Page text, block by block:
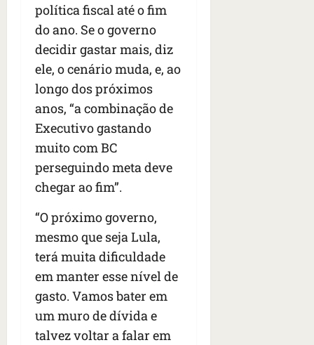
política fiscal até o fim
do ano. Se o governo
decidir gastar mais, diz
ele, o cenário muda, e, ao
longo dos próximos
anos, “a combinação de
Executivo gastando
muito com BC
perseguindo meta deve
chegar ao fim”.
“O próximo governo,
mesmo que seja Lula,
terá muita dificuldade
em manter esse nível de
gasto. Vamos bater em
um muro de dívida e
talvez voltar a falar em